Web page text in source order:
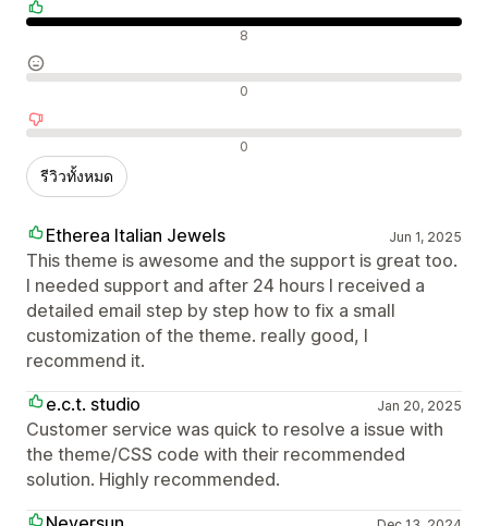
8
0
0
รีวิวทั้งหมด
Etherea Italian Jewels Jun 1, 2025
This theme is awesome and the support is great too.
I needed support and after 24 hours I received a
detailed email step by step how to fix a small
customization of the theme. really good, I
recommend it.
e.c.t. studio
Jan 20, 2025
Customer service was quick to resolve a issue with
the theme/CSS code with their recommended
solution. Highly recommended.